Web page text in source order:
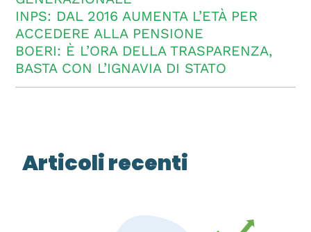
INPS: DAL 2016 AUMENTA L’ETÀ PER
ACCEDERE ALLA PENSIONE
BOERI: È L’ORA DELLA TRASPARENZA,
BASTA CON L’IGNAVIA DI STATO
Articoli recenti